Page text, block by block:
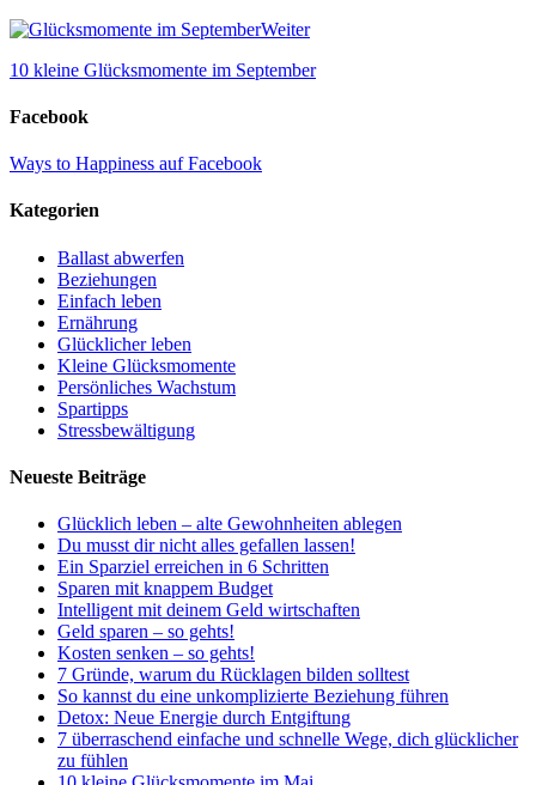
Weiter
10 kleine Glücksmomente im September
Facebook
Ways to Happiness auf Facebook
Kategorien
Ballast abwerfen
Beziehungen
Einfach leben
Ernährung
Glücklicher leben
Kleine Glücksmomente
Persönliches Wachstum
Spartipps
Stressbewältigung
Neueste Beiträge
Glücklich leben – alte Gewohnheiten ablegen
Du musst dir nicht alles gefallen lassen!
Ein Sparziel erreichen in 6 Schritten
Sparen mit knappem Budget
Intelligent mit deinem Geld wirtschaften
Geld sparen – so gehts!
Kosten senken – so gehts!
7 Gründe, warum du Rücklagen bilden solltest
So kannst du eine unkomplizierte Beziehung führen
Detox: Neue Energie durch Entgiftung
7 überraschend einfache und schnelle Wege, dich glücklicher
zu fühlen